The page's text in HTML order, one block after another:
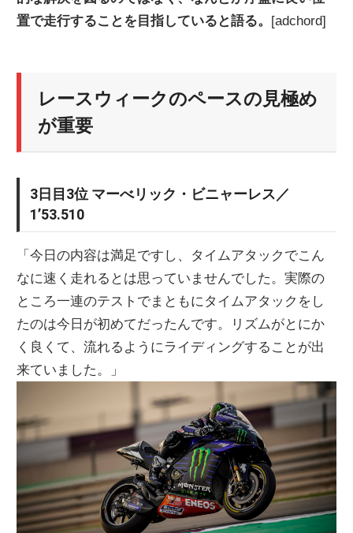
置で走行することを目指していると語る。 [adchord]
レースウィークのペースの見極め
が重要
3日目3位 マーべリック・ビニャーレス／
1’53.510
「今日の内容は満足ですし、タイムアタックでこん
なに速く走れるとは思っていませんでした。実際の
ところ一連のテストでまともにタイムアタックをし
たのは今日が初めてだったんです。リズムがとにか
く良くて、流れるようにライディングすることが出
来ていました。」